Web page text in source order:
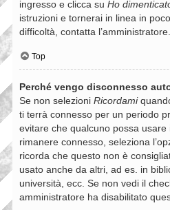
ingresso e clicca su Ho
istruzioni e tornerai in linea in
difficoltà, contatta l’amministratore.
Top
Perché vengo disconnesso
Se non selezioni Ricordami
ti terrà connesso per un periodo
evitare che qualcuno possa
rimanere connesso, seleziona
ricorda che questo non è
usato anche da altri, ad es. in
università, ecc. Se non vedi il
amministratore ha disabilitato